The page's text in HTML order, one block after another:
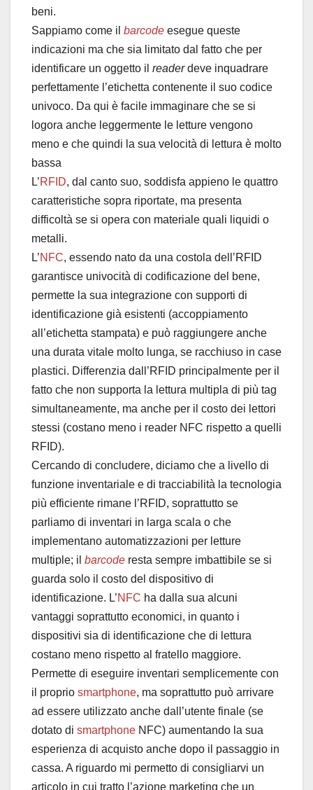
beni.
Sappiamo come il barcode esegue queste
indicazioni ma che sia limitato dal fatto che per
identificare un oggetto il readerdeve inquadrare
perfettamente l’etichetta contenente il suo codice
univoco. Da qui è facile immaginare che se si
logora anche leggermente le letture vengono
meno e che quindi la sua velocità di lettura è molto
bassa
L’RFID, dal canto suo, soddisfa appieno le quattro
caratteristiche sopra riportate, ma presenta
difficoltà se si opera con materiale quali liquidi o
metalli.
L’NFC, essendo nato da una costola dell’RFID
garantisce univocità di codificazione del bene,
permette la sua integrazione con supporti di
identificazione già esistenti (accoppiamento
all’etichetta stampata) e può raggiungere anche
una durata vitale molto lunga, se racchiuso in case
plastici. Differenzia dall’RFID principalmente per il
fatto che non supporta la lettura multipla di più tag
simultaneamente, ma anche per il costo dei lettori
stessi (costano meno i reader NFC rispetto a quelli
RFID).
Cercando di concludere, diciamo che a livello di
funzione inventariale e di tracciabilità la tecnologia
più efficiente rimane l’RFID, soprattutto se
parliamo di inventari in larga scala o che
implementano automatizzazioni per letture
multiple; il barcode resta sempre imbattibile se si
guarda solo il costo del dispositivo di
identificazione. L’NFC ha dalla sua alcuni
vantaggi soprattutto economici, in quanto i
dispositivi sia di identificazione che di lettura
costano meno rispetto al fratello maggiore.
Permette di eseguire inventari semplicemente con
il proprio smartphone, ma soprattutto può arrivare
ad essere utilizzato anche dall’utente finale (se
dotato di smartphone NFC) aumentando la sua
esperienza di acquisto anche dopo il passaggio in
cassa. A riguardo mi permetto di consigliarvi un
articolo in cui tratto l’azione marketing che un